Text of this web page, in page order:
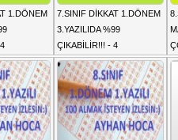
1.DÖNEM
7.SINIF DİKKAT 1.DÖNEM
3.YAZILIDA %99
ÇIKABİLİR!!! - 4